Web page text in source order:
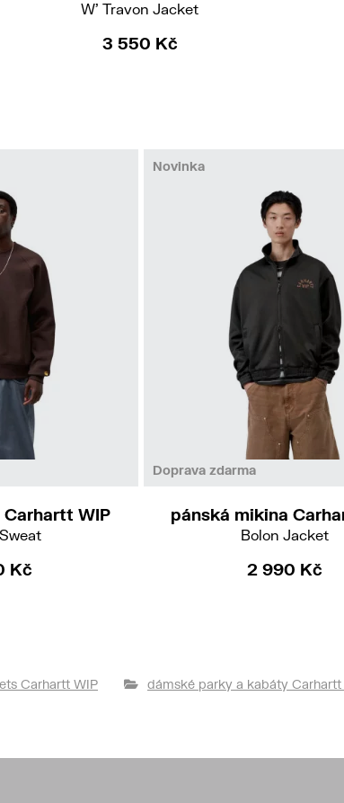
W' Travon Jacket
3 550 Kč
WIP
Kč
Doprava zdarma
Novinka
pánská mikina
Bolon Jacket
2 990 Kč
Carhartt WIP dámské parky a kabáty Carhartt